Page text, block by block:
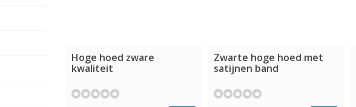
Hoge hoed zware
kwaliteit
Zwarte hoge hoed met
satijnen band